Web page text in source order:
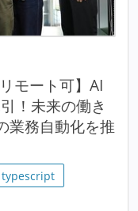
モート可】AI
！未来の働き
業務自動化を推
typescript